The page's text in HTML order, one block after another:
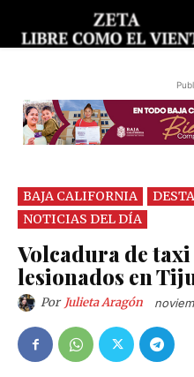
BAJA CALIFORNIA
NOTICIAS DEL DÍA
Volcadura de
lesionados en
Por Julieta Aragón